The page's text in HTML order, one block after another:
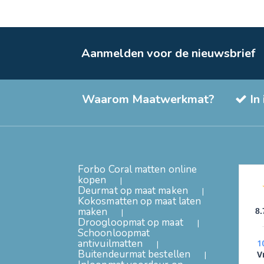
Aanmelden voor de nieuwsbrief
Waarom Maatwerkmat?
Forbo Coral matten online
kopen
Deurmat op maat maken
Kokosmatten op maat laten
maken
Droogloopmat op maat
Schoonloopmat
antivuilmatten
Buitendeurmat bestellen